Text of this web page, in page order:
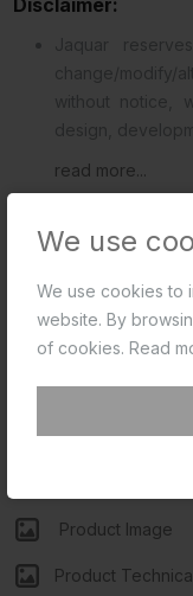
We use
We use cookies to
website. By
of cookies. Read
read more...
डाउनलोड
Product 2D PDF
Product 2D CAD
Product Image
Product